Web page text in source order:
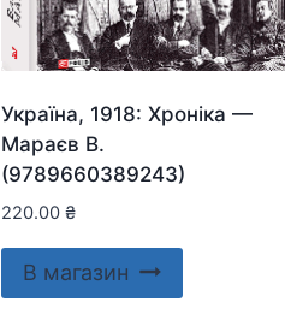
Україна, 1918: Хроніка —
Мараєв В.
(9789660389243)
220.00 ₴
В магазин